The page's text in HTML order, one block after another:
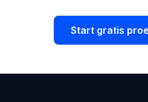
Start gratis